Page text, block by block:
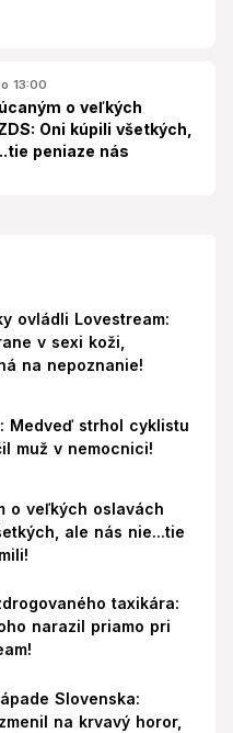
13:00
o veľkých
Oni kúpili všetkých,
peniaze nás
ovládli Lovestream:
v sexi koži,
na nepoznanie!
Medveď strhol cyklistu
muž v nemocnici!
o veľkých oslavách
ale nás nie...tie
taxikára:
narazil priamo pri
Slovenska:
na krvavý horor,